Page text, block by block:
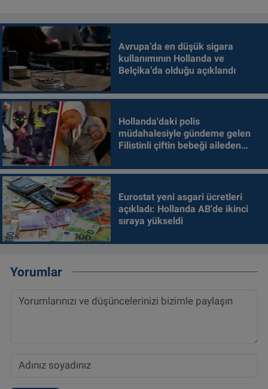
Avrupa’da en düşük sigara
kullanımının Hollanda ve
Belçika’da olduğu açıklandı
Hollanda'daki polis
müdahalesiyle gündeme gelen
Filistinli çiftin bebeği aileden
Eurostat yeni asgari ücretleri
açıkladı: Hollanda AB'de ikinci
sıraya yükseldi
Yorumlar